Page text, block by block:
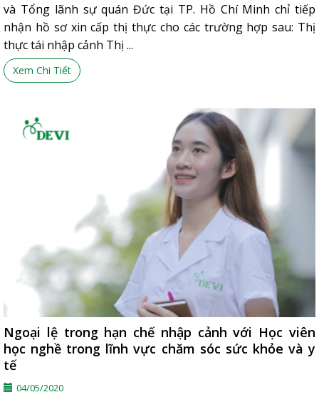
và Tổng lãnh sự quán Đức tại TP. Hồ Chí Minh chỉ tiếp
nhận hồ sơ xin cấp thị thực cho các trường hợp sau: Thị
thực tái nhập cảnh Thị ...
Xem Chi Tiết
Ngoại lệ trong hạn chế nhập cảnh với Học viên
học nghề trong lĩnh vực chăm sóc sức khỏe và y
tế
04/05/2020